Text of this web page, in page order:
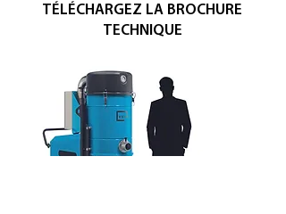
TÉLÉCHARGEZ LA BROCHURE
TECHNIQUE